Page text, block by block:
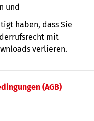
und
haben, dass Sie
mit
verlieren.
(AGB)